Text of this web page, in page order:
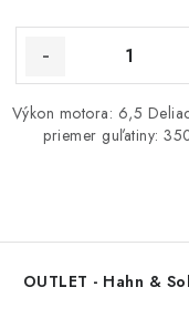
Výkon motora: 6,5
priemer guľatiny:
OUTLET - Hahn &